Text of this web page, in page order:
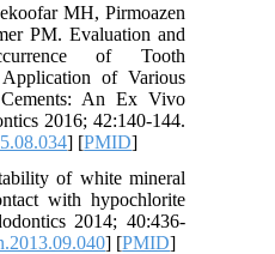
MH, Pirmoazen
PM. Evaluation and
of Tooth
Application of Various
Cements: An Ex Vivo
2016; 42:140-144.
] [PMID
of white mineral
with hypochlorite
2014; 40:436-
] [PMID